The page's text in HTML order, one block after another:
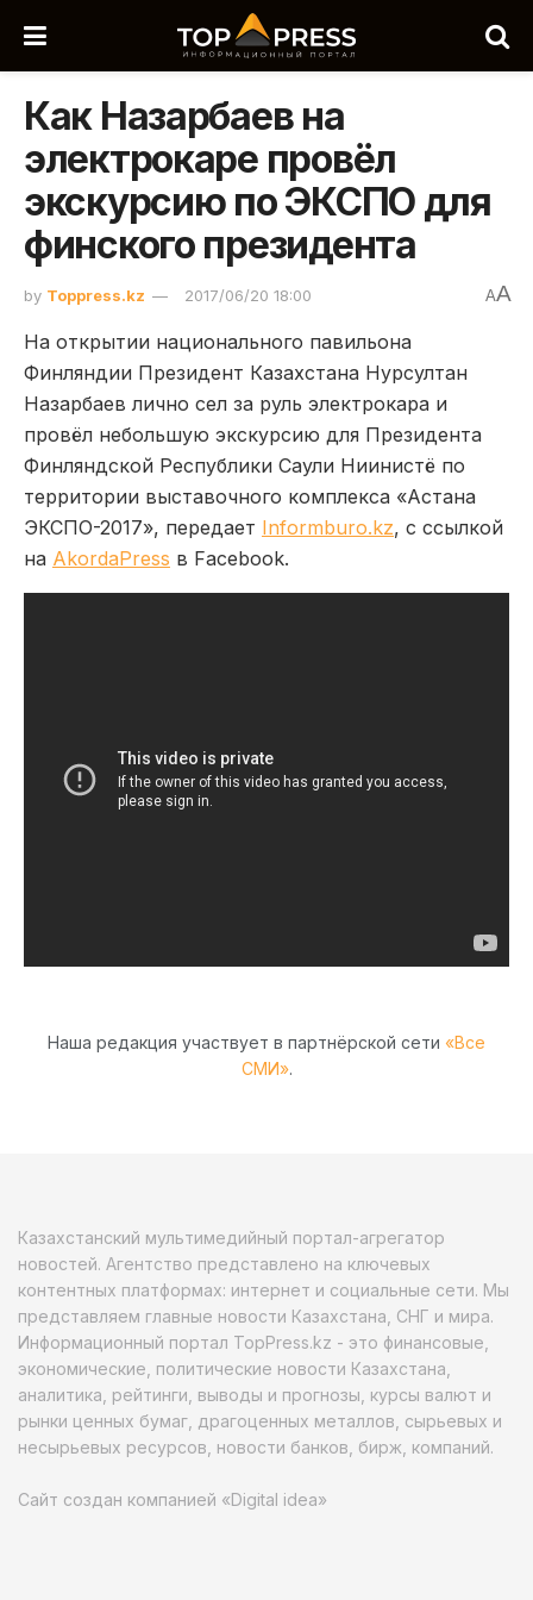
Как Назарбаев на
электрокаре провёл
экскурсию по ЭКСПО для
финского президента
by Toppress.kz 2017/06/20 18:00 AA
На открытии национального павильона
Финляндии Президент Казахстана Нурсултан
Назарбаев лично сел за руль электрокара и
провёл небольшую экскурсию для Президента
Финляндской Республики Саули Ниинистё по
территории выставочного комплекса «Астана
ЭКСПО-2017», передает Informburo.kz, с ссылкой
на AkordaPress в Facebook.
Наша редакция участвует в партнёрской сети «Все
СМИ».
Казахстанский мультимедийный портал-агрегатор
новостей. Агентство представлено на ключевых
контентных платформах: интернет и социальные сети. Мы
представляем главные новости Казахстана, СНГ и мира.
Информационный портал TopPress.kz - это финансовые,
экономические, политические новости Казахстана,
аналитика, рейтинги, выводы и прогнозы, курсы валют и
рынки ценных бумаг, драгоценных металлов, сырьевых и
несырьевых ресурсов, новости банков, бирж, компаний.
Сайт создан компанией «Digital idea»